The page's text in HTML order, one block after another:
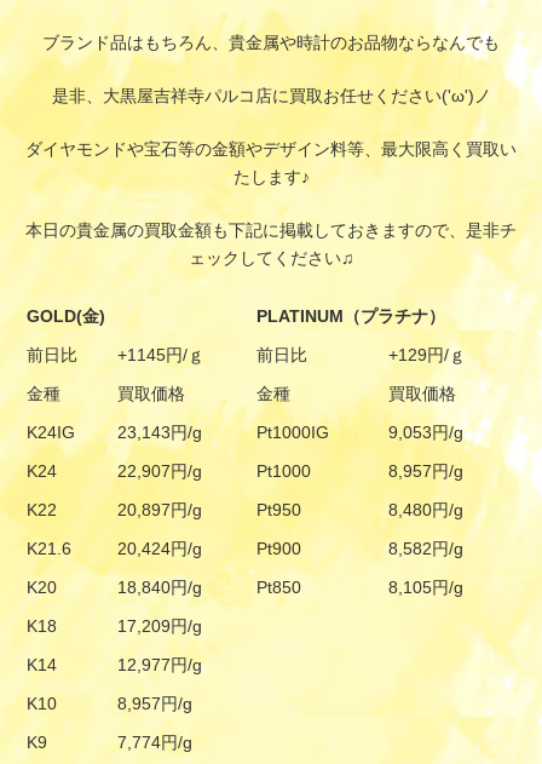
ブランド品はもちろん、貴金属や時計のお品物ならなんでも
是非、大黒屋吉祥寺パルコ店に買取お任せください('ω')ノ
ダイヤモンドや宝石等の金額やデザイン料等、最大限高く買取い
たします♪
本日の貴金属の買取金額も下記に掲載しておきますので、是非チ
ェックしてください♫
GOLD(金)
PLATINUM（プラチナ）
前日比
+1145円/ｇ 前日比
+129円/ｇ
金種
買取価格 金種
買取価格
K24IG
23,143円/g Pt1000IG
9,053円/g
K24
22,907円/g Pt1000
8,957円/g
K22
20,897円/g Pt950
8,480円/g
K21.6
20,424円/g Pt900
8,582円/g
K20
18,840円/g Pt850
8,105円/g
K18
17,209円/g
K14
12,977円/g
K10
8,957円/g
K9
7,774円/g